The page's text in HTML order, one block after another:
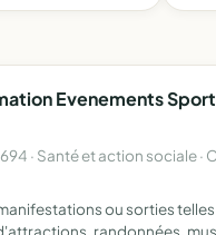
Evenements
· Santé et action sociale ·
ou sorties
randonnées,